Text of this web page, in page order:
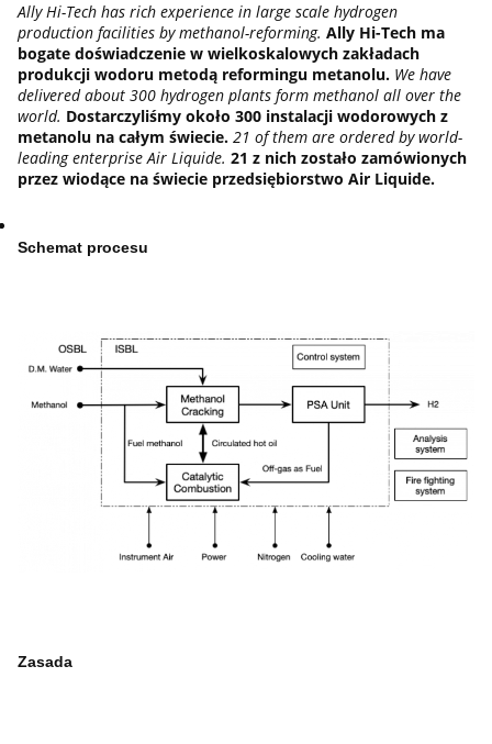
Ally Hi-Tech has rich experience in large scale hydrogen
production facilities by methanol-reforming. Ally Hi-Tech ma
bogate doświadczenie w wielkoskalowych zakładach
produkcji wodoru metodą reformingu metanolu. We have
delivered about 300 hydrogen plants form methanol all over the
world. Dostarczyliśmy około 300 instalacji wodorowych z
metanolu na całym świecie. 21 of them are ordered by world-
leading enterprise Air Liquide. 21 z nich zostało zamówionych
przez wiodące na świecie przedsiębiorstwo Air Liquide.
Schemat procesu
Zasada